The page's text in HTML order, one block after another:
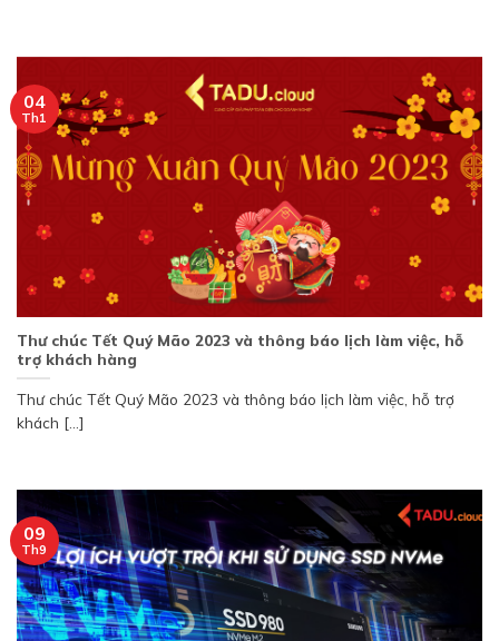
Thư chúc Tết Quý Mão 2023 và thông báo lịch làm việc, hỗ
trợ khách hàng
Thư chúc Tết Quý Mão 2023 và thông báo lịch làm việc, hỗ trợ
khách [...]
04
Th1
09
Th9